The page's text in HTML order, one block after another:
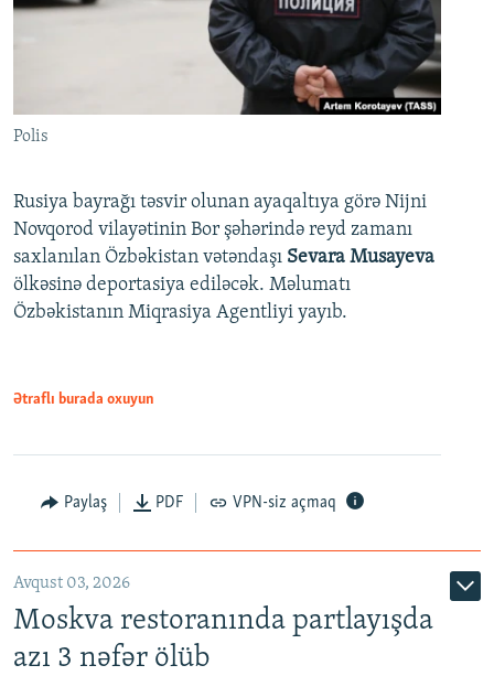
Polis
Rusiya bayrağı təsvir olunan ayaqaltıya görə Nijni
Novqorod vilayətinin Bor şəhərində reyd zamanı
saxlanılan Özbəkistan vətəndaşı Sevara Musayeva
ölkəsinə deportasiya ediləcək. Məlumatı
Özbəkistanın Miqrasiya Agentliyi yayıb.
Ətraflı burada oxuyun
Paylaş PDF VPN-siz açmaq
Avqust 03, 2026
Moskva restoranında partlayışda
azı 3 nəfər ölüb